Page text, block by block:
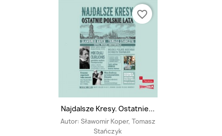
Najdalsze Kresy. Ostatnie...
Autor: Sławomir Koper, Tomasz
Stańczyk
favorite_border